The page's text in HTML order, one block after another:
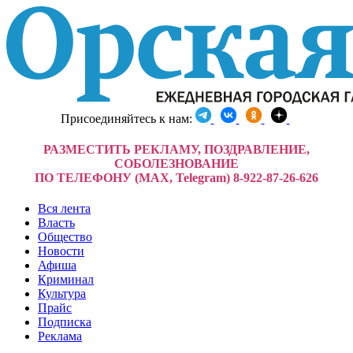
Присоединяйтесь к нам:
РАЗМЕСТИТЬ РЕКЛАМУ, ПОЗДРАВЛЕНИЕ,
СОБОЛЕЗНОВАНИЕ
ПО ТЕЛЕФОНУ (MAX, Telegram) 8-922-87-26-626
Вся лента
Власть
Общество
Новости
Афиша
Криминал
Культура
Прайс
Подписка
Реклама